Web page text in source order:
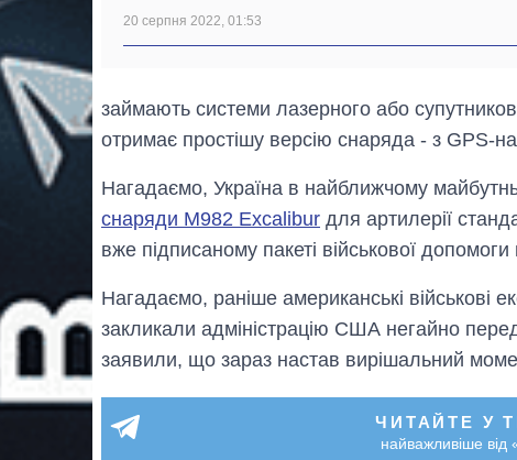
20 серпня 2022, 01:53
займають системи лазерного або
отримає простішу версію снаряда - з GPS-
Нагадаємо, Україна в найближчому
снаряди М982 Excalibur для артилерії
вже підписаному пакеті військової
Нагадаємо, раніше американські військові
закликали адміністрацію США негайно
заявили, що зараз настав вирішальний
ЧИТАЙТЕ У
найважливіше від